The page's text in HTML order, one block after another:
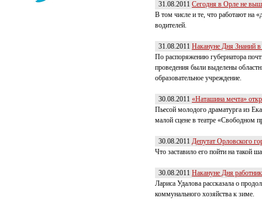
31.08.2011 Сегодня в Орле не
В том числе и те, что работают на
водителей.
31.08.2011 Накануне Дня Знаний в
По распоряжению губернатора
проведения были выделены
образовательное учреждение.
30.08.2011 «Наташина мечта»
Пьесой молодого драматурга из
малой сцене в театре «Свободном
30.08.2011 Депутат Орловского
Что заставило его пойти на такой
30.08.2011 Накануне Дня
Лариса Удалова рассказала о
коммунального хозяйства к зиме.